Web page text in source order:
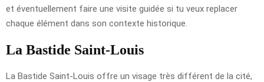
et éventuellement faire une visite guidée si tu veux replacer
chaque élément dans son contexte historique.
La Bastide Saint-Louis
La Bastide Saint-Louis offre un visage très différent de la cité,